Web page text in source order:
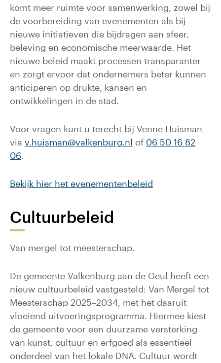
komt meer ruimte voor samenwerking, zowel bij
de voorbereiding van evenementen als bij
nieuwe initiatieven die bijdragen aan sfeer,
beleving en economische meerwaarde. Het
nieuwe beleid maakt processen transparanter
en zorgt ervoor dat ondernemers beter kunnen
anticiperen op drukte, kansen en
ontwikkelingen in de stad.
Voor vragen kunt u terecht bij Venne Huisman
via v.huisman@valkenburg.nl of 06 50 16 82
06.
Bekijk hier het evenementenbeleid
Cultuurbeleid
Van mergel tot meesterschap.
De gemeente Valkenburg aan de Geul heeft een
nieuw cultuurbeleid vastgesteld: Van Mergel tot
Meesterschap 2025–2034, met het daaruit
vloeiend uitvoeringsprogramma. Hiermee kiest
de gemeente voor een duurzame versterking
van kunst, cultuur en erfgoed als essentieel
onderdeel van het lokale DNA. Cultuur wordt